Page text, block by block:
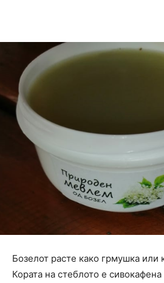
Бозелот расте како грмушка или
Кората на стеблото е сивокафена